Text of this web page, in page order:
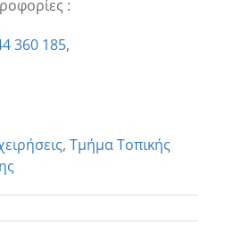
:
360 185,
, Τμήμα Τοπικής